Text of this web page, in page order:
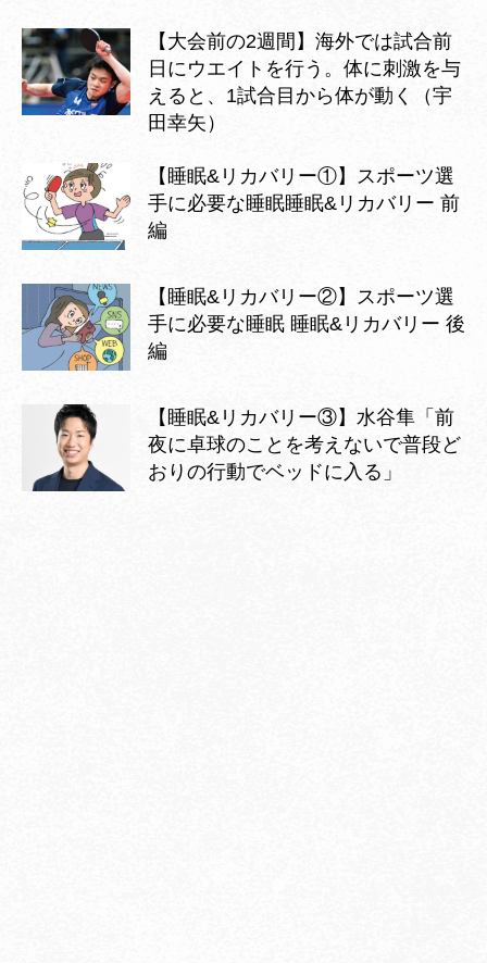
【大会前の2週間】海外では試合前
日にウエイトを行う。体に刺激を与
えると、1試合目から体が動く（宇
田幸矢）
【睡眠&リカバリー①】スポーツ選
手に必要な睡眠睡眠&リカバリー 前
編
【睡眠&リカバリー②】スポーツ選
手に必要な睡眠 睡眠&リカバリー 後
編
【睡眠&リカバリー③】水谷隼「前
夜に卓球のことを考えないで普段ど
おりの行動でベッドに入る」